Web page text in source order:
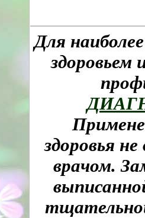
Для
здоровьем
здоровья
врачом.